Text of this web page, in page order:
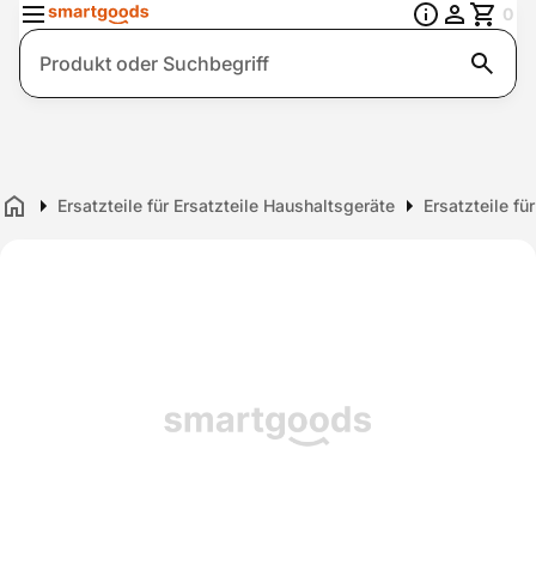
Suche
0
Home Ersatzteile für Ersatzteile Haushaltsgeräte Ersatzteile